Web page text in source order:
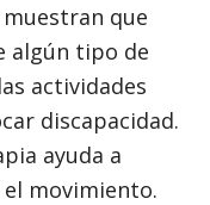
que
algún tipo de
actividades
discapacidad.
ayuda a
movimiento.